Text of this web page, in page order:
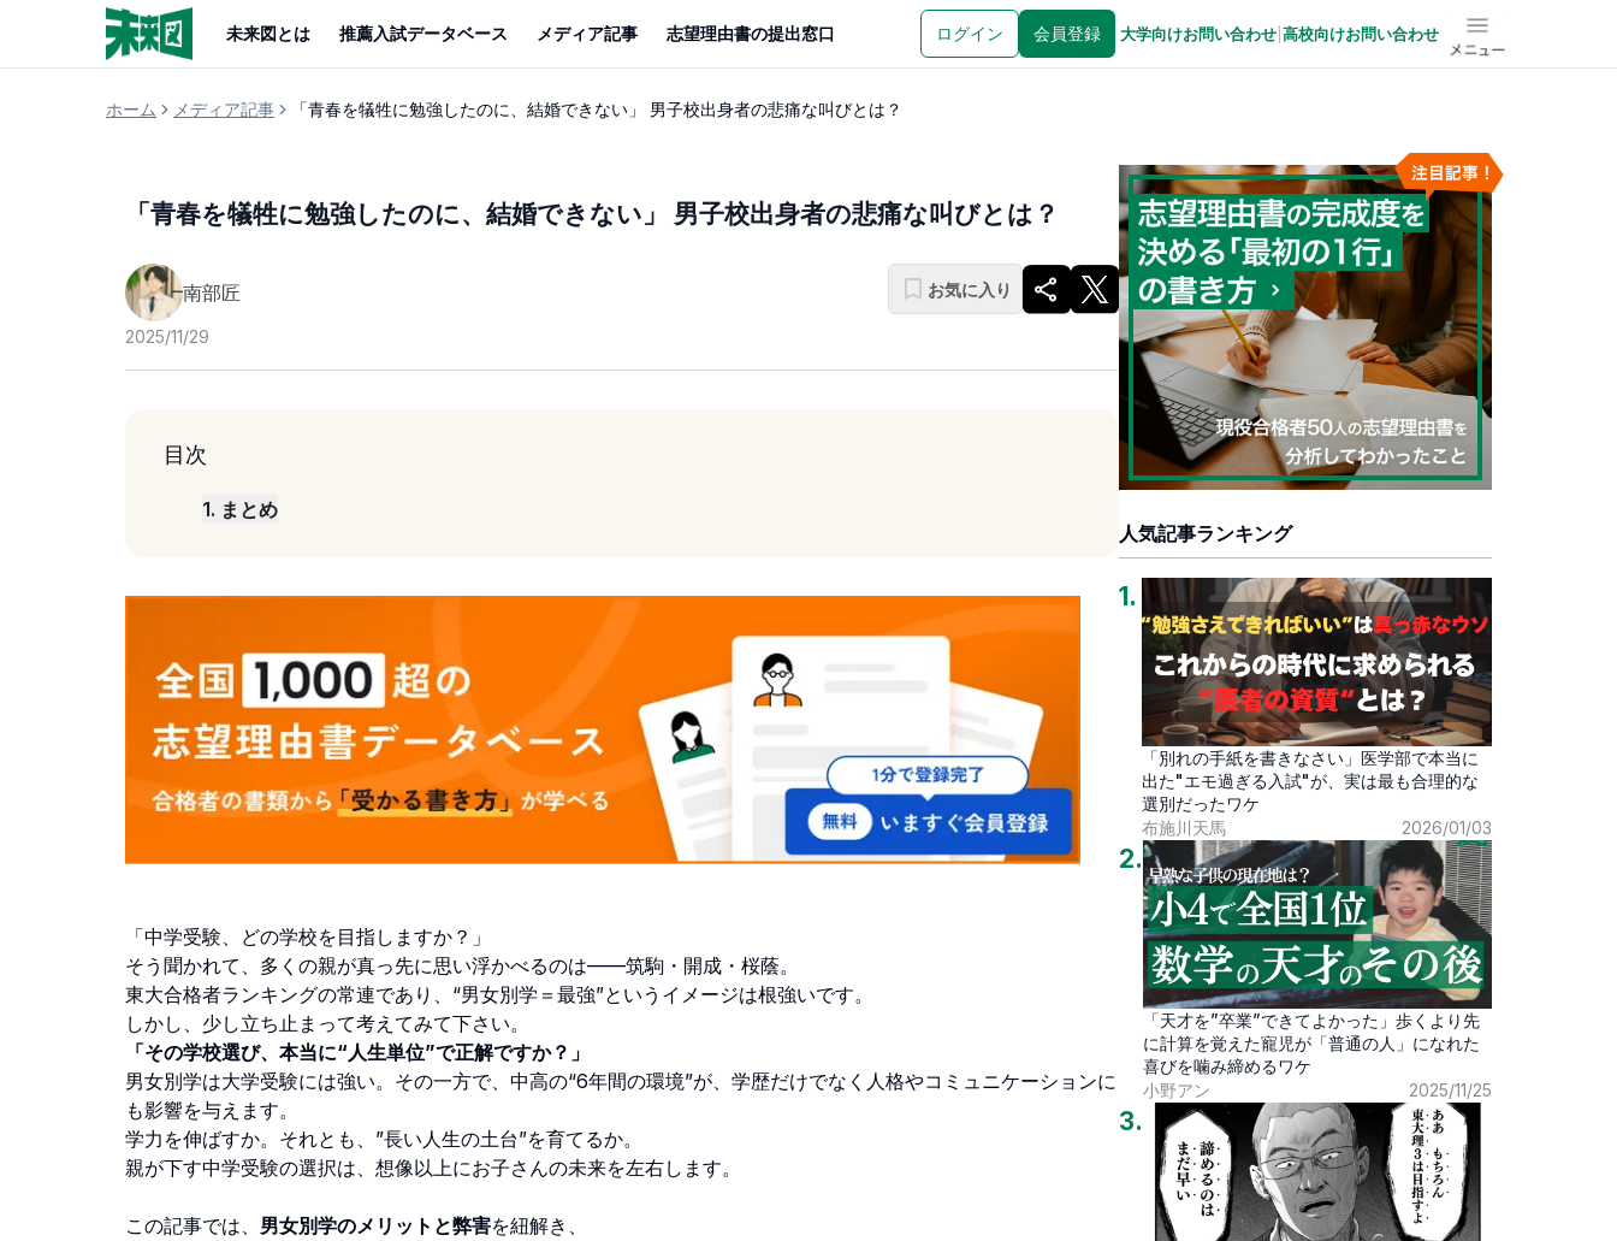
未来図とは 推薦入試データベース メディア記事 志望理由書の提出窓口 ログイン 会員登録 大学向けお問い合わせ 高校向けお問い合わせ メニュー
ホーム メディア記事 「青春を犠牲に勉強したのに、結婚できない」 男子校出身者の悲痛な叫びとは？
「青春を犠牲に勉強したのに、結婚できない」 男子校出身者の悲痛な叫びとは？
南部匠
2025/11/29
お気に入り
目次
1. まとめ
「中学受験、どの学校を目指しますか？」
そう聞かれて、多くの親が真っ先に思い浮かべるのは——筑駒・開成・桜蔭。
東大合格者ランキングの常連であり、“男女別学＝最強”というイメージは根強いです。
しかし、少し立ち止まって考えてみて下さい。
「その学校選び、本当に“人生単位”で正解ですか？」
男女別学は大学受験には強い。その一方で、中高の“6年間の環境”が、学歴だけでなく人格やコミュニケーションに
も影響を与えます。
学力を伸ばすか。それとも、”長い人生の土台”を育てるか。
親が下す中学受験の選択は、想像以上にお子さんの未来を左右します。
この記事では、 男女別学のメリットと弊害を紐解き、
人気記事ランキング
1.
「別れの手紙を書きなさい」医学部で本当に
出た"エモ過ぎる入試"が、実は最も合理的な
選別だったワケ
布施川天馬
2026/01/03
2.
「天才を”卒業”できてよかった」歩くより先
に計算を覚えた寵児が「普通の人」になれた
喜びを噛み締めるワケ
小野アン
2025/11/25
3.